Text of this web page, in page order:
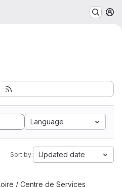
Language
Sort by: Updated date
project
/ Centre de Services